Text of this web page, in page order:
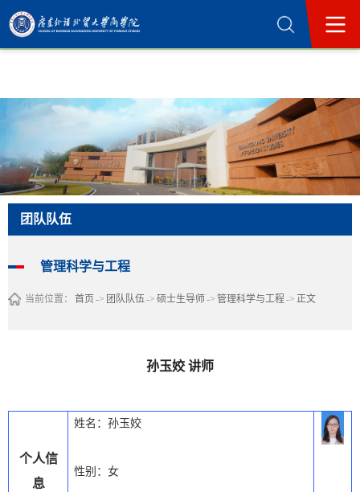
365英国上市公司(集团)官方网站-Official
团队队伍
管理科学与工程
当前位置： 首页 -> 团队队伍-> 硕士生导师 -> 管理科学与工程-> 正文
孙玉姣 讲师
个人信
息
姓名：孙玉姣
性别：女